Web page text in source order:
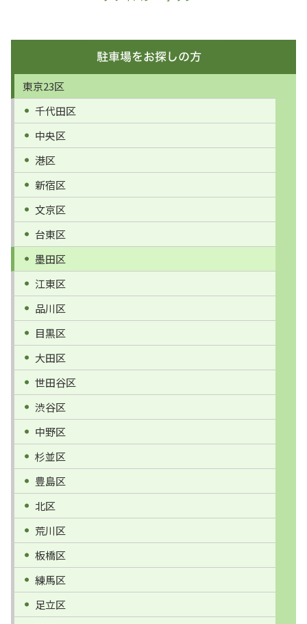
東京23区
千代田区
中央区
港区
新宿区
文京区
台東区
墨田区
江東区
品川区
目黒区
大田区
世田谷区
渋谷区
中野区
杉並区
豊島区
北区
荒川区
板橋区
練馬区
足立区